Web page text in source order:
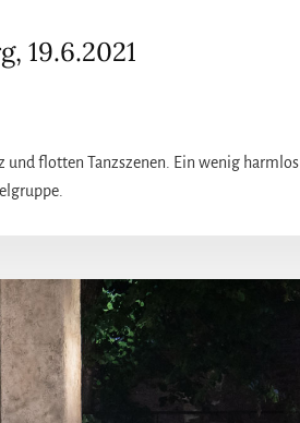
19.6.2021
flotten Tanzszenen. Ein wenig harmlos